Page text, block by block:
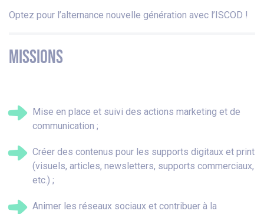
Optez pour l’alternance nouvelle génération avec l’ISCOD !
MISSIONS
Mise en place et suivi des actions marketing et de
communication ;
Créer des contenus pour les supports digitaux et print
(visuels, articles, newsletters, supports commerciaux,
etc.) ;
Animer les réseaux sociaux et contribuer à la